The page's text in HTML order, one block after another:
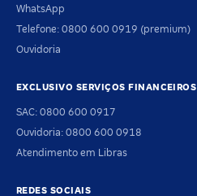
WhatsApp
Telefone: 0800 600 0919 (premium)
Ouvidoria
EXCLUSIVO SERVIÇOS FINANCEIROS
SAC: 0800 600 0917
Ouvidoria: 0800 600 0918
Atendimento em Libras
REDES SOCIAIS